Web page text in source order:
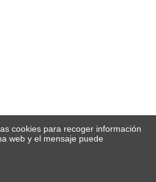
cookies para recoger información
web y el mensaje puede